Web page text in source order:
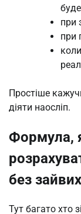
при
при
Простіше
діяти наосліп.
Формула,
без
Тут багато хто